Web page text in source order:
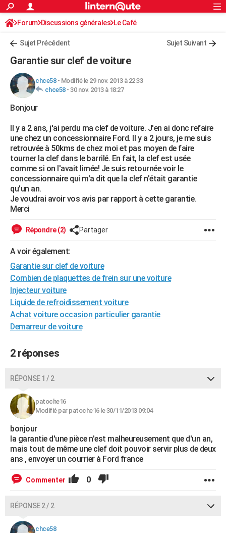
ACTUALITÉS
Politique
Société
Faits Divers
Education
Monde
Villes
+
FINANCE
Retraite
Impôts
Epargne
Immobilier
Risques naturels par ville
Banque
Assurance
Crédit
AUTO
Essais
Réserver un essai
Citadines
Berlines
SUV
Forum auto
+HIGH-TECH
Mobiles
Meilleur smartphone
Internet
Ordinateurs
Jeux vidéo
Guide high-tech
+BRICOLAGE
Forum
Aménagement intérieur
Extérieur
Cuisine
Salle de bains
Jardinage
Rangement
WEEK-END
Guides de France
Patrimoine
Week-end nature
LIFESTYLE
Art de vivre
Bien-être
Loisirs
ModeModes de vie
SANTE
Destinations
City break
Voyage nature
Voyage de noces
Forum
Climat
BONS PLANS
CARTE DE VOEUX
Carte de Noël
Carte Bonne année
Carte Saint-Valentin
Carte Pâques
Carte d'anniversaire
DICTIONNAIRE
COPAINS D'AVANT
S'inscrire
Se connecter
Lycées
Collèges
Primaires
Universités
Entreprises
Service militaire
Avis de recherche
AVIS DE DÉCÈS
FORUM
Bricolage
Lifestyle
Culture
Sport
Auto
Television
Voyage
Cinema
S'inscrire
Connexion
Forum Discussions générales Le Café
Sujet Précédent Sujet Suivant
Garantie sur clef de voiture
chce58- Modifié le 29 nov. 2013 à 22:33
chce58- 30 nov. 2013 à 18:27
Bonjour
Il y a 2 ans, j'ai perdu ma clef de voiture. J'en ai donc refaire
une chez un concessionnaire Ford. Il y a 2 jours, je me suis
retrouvée à 50kms de chez moi et pas moyen de faire
tourner la clef dans le barrilé. En fait, la clef est usée
comme si on l'avait limée! Je suis retournée voir le
concessionnaire qui m'a dit que la clef n'était garantie
qu'un an.
Je voudrai avoir vos avis par rapport à cette garantie.
Merci
Répondre (2) Partager
A voir également:
Garantie sur clef de voiture
Combien de plaquettes de frein sur une voiture
Injecteur voiture
Liquide de refroidissement voiture
Achat voiture occasion particulier garantie
Demarreur de voiture
2 réponses
RÉPONSE 1 / 2
patoche16
Modifié par patoche16 le 30/11/2013 09:04
bonjour
la garantie d'une pièce n'est malheureusement que d'un an,
mais tout de même une clef doit pouvoir servir plus de deux
ans , envoyer un courrier à Ford france
Commenter 0
RÉPONSE 2 / 2
chce58